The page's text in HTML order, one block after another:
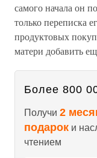
самого начала он
только переписка
продуктовых
матери добавить
Более 800
Получи 2
подарок и
чтением